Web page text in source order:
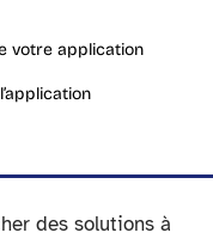
votre application
des solutions à